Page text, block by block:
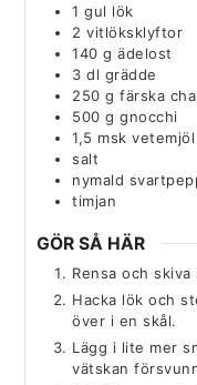
1 gul lök
2 vitlöksklyftor
140 g ädelost
3 dl grädde
250 g färska
500 g gnocchi
1,5 msk vetemjöl
salt
nymald
timjan
GÖR SÅ HÄR
Rensa och
Hacka lök och
över i en skål.
Lägg i lite mer
vätskan